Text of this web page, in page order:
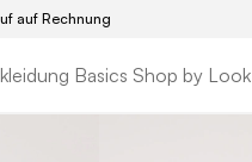
auf Rechnung
Basics Shop by Look